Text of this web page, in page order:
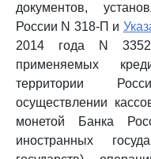
документов,
России N 318-П и
2014 года N
применяемых
территории
осуществлении
монетой Банка
иностранных